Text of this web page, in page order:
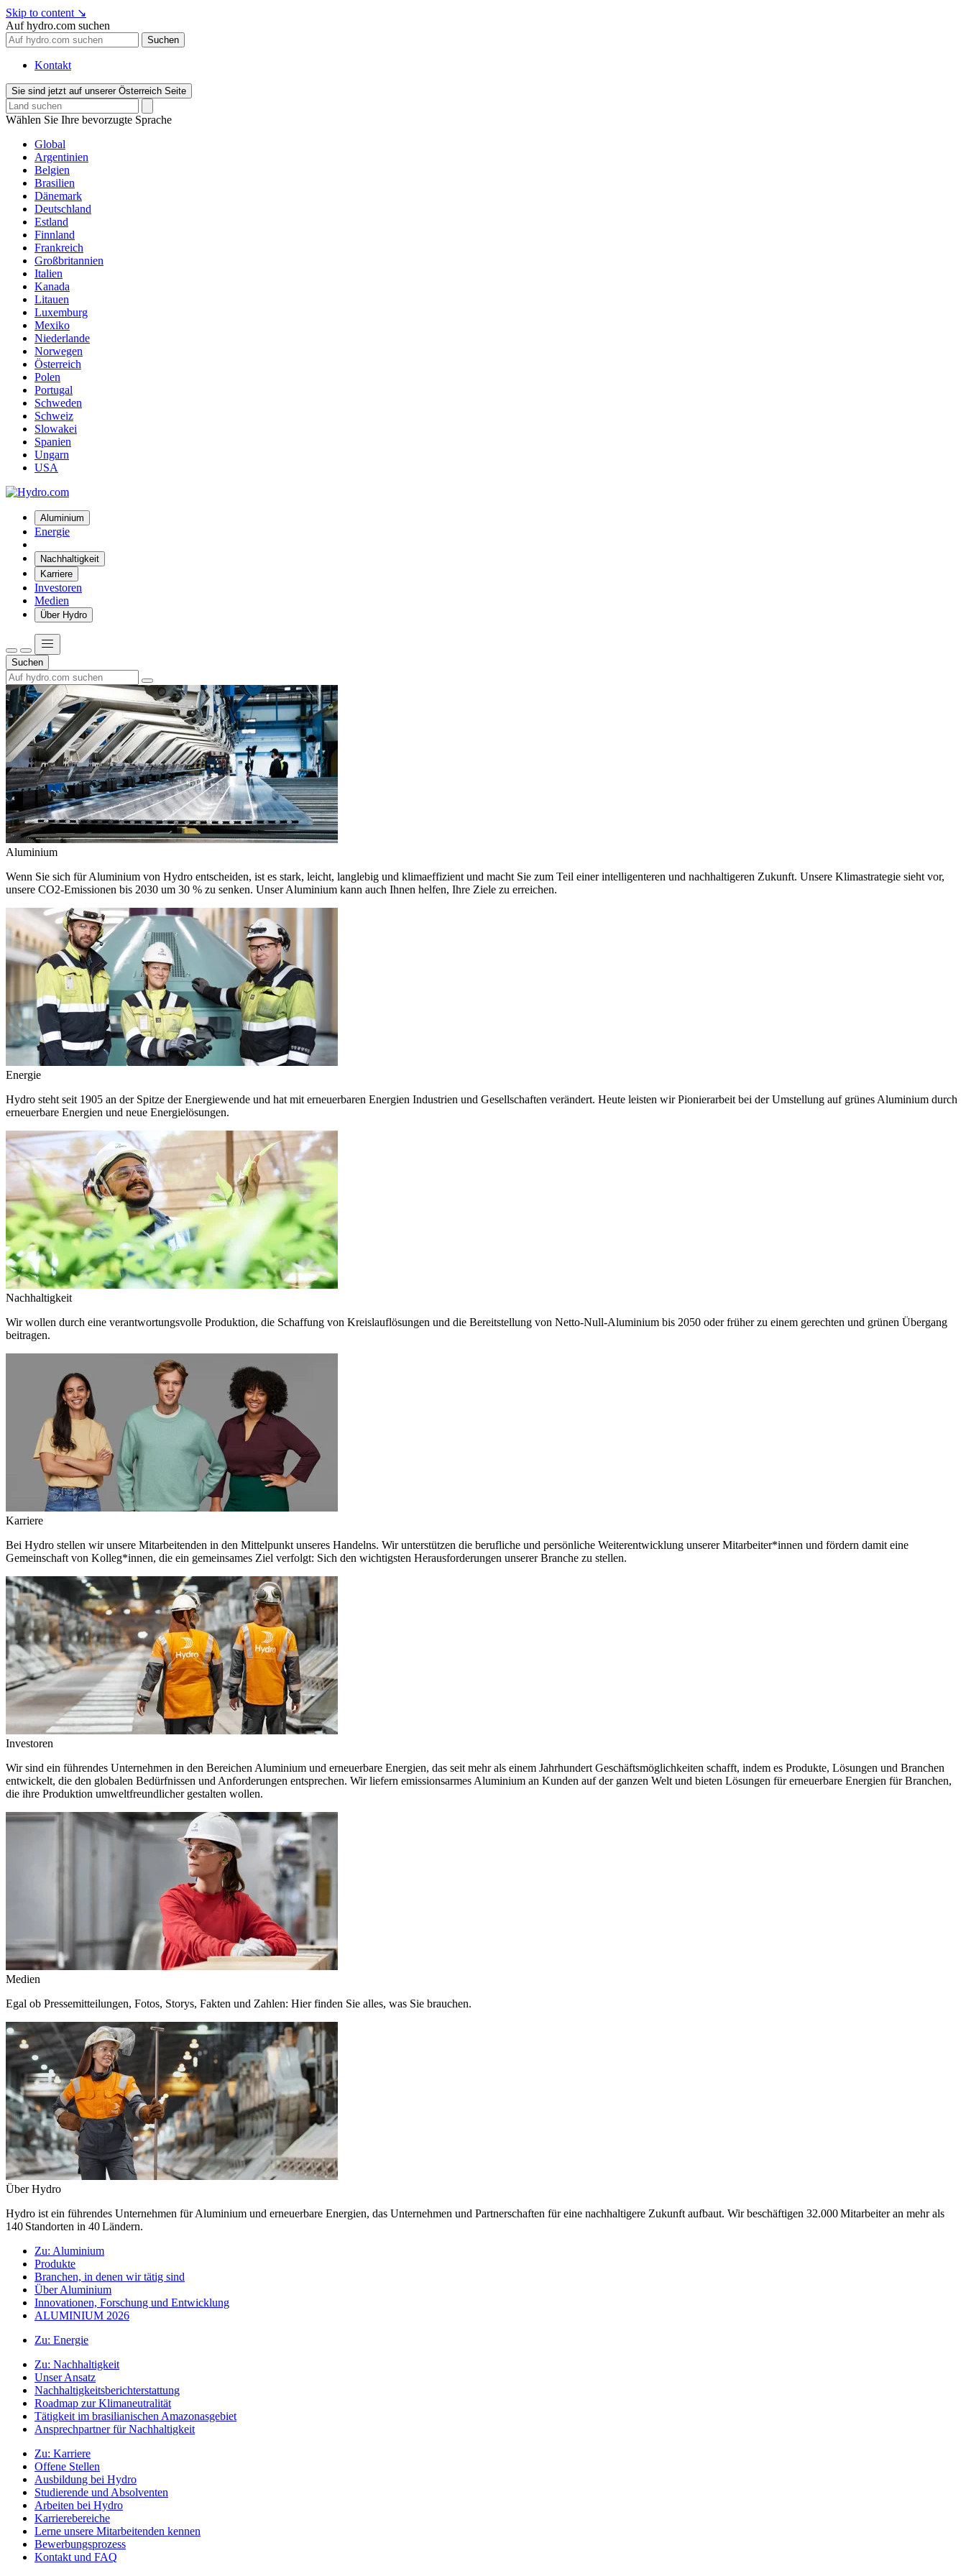
Skip to content ↘
Auf hydro.com suchen
Suchen
Kontakt
Sie sind jetzt auf unserer Österreich Seite
Wählen Sie Ihre bevorzugte Sprache
Global
Argentinien
Belgien
Brasilien
Dänemark
Deutschland
Estland
Finnland
Frankreich
Großbritannien
Italien
Kanada
Litauen
Luxemburg
Mexiko
Niederlande
Norwegen
Österreich
Polen
Portugal
Schweden
Schweiz
Slowakei
Spanien
Ungarn
USA
Aluminium
Energie
Nachhaltigkeit
Karriere
Investoren
Medien
Über Hydro
Suchen
Aluminium
Wenn Sie sich für Aluminium von Hydro entscheiden, ist es stark, leicht, langlebig und klimaeffizient und macht Sie zum Teil einer intelligenteren und nachhaltigeren Zukunft. Unsere Klimastrategie sieht vor,
unsere CO2-Emissionen bis 2030 um 30 % zu senken. Unser Aluminium kann auch Ihnen helfen, Ihre Ziele zu erreichen.
Energie
Hydro steht seit 1905 an der Spitze der Energiewende und hat mit erneuerbaren Energien Industrien und Gesellschaften verändert. Heute leisten wir Pionierarbeit bei der Umstellung auf grünes Aluminium durch
erneuerbare Energien und neue Energielösungen.
Nachhaltigkeit
Wir wollen durch eine verantwortungsvolle Produktion, die Schaffung von Kreislauflösungen und die Bereitstellung von Netto-Null-Aluminium bis 2050 oder früher zu einem gerechten und grünen Übergang
beitragen.
Karriere
Bei Hydro stellen wir unsere Mitarbeitenden in den Mittelpunkt unseres Handelns. Wir unterstützen die berufliche und persönliche Weiterentwicklung unserer Mitarbeiter*innen und fördern damit eine
Gemeinschaft von Kolleg*innen, die ein gemeinsames Ziel verfolgt: Sich den wichtigsten Herausforderungen unserer Branche zu stellen.
Investoren
Wir sind ein führendes Unternehmen in den Bereichen Aluminium und erneuerbare Energien, das seit mehr als einem Jahrhundert Geschäftsmöglichkeiten schafft, indem es Produkte, Lösungen und Branchen
entwickelt, die den globalen Bedürfnissen und Anforderungen entsprechen. Wir liefern emissionsarmes Aluminium an Kunden auf der ganzen Welt und bieten Lösungen für erneuerbare Energien für Branchen,
die ihre Produktion umweltfreundlicher gestalten wollen.
Medien
Egal ob Pressemitteilungen, Fotos, Storys, Fakten und Zahlen: Hier finden Sie alles, was Sie brauchen.
Über Hydro
Hydro ist ein führendes Unternehmen für Aluminium und erneuerbare Energien, das Unternehmen und Partnerschaften für eine nachhaltigere Zukunft aufbaut. Wir beschäftigen 32.000 Mitarbeiter an mehr als
140 Standorten in 40 Ländern.
Zu: Aluminium
Produkte
Branchen, in denen wir tätig sind
Über Aluminium
Innovationen, Forschung und Entwicklung
ALUMINIUM 2026
Zu: Energie
Zu: Nachhaltigkeit
Unser Ansatz
Nachhaltigkeitsberichterstattung
Roadmap zur Klimaneutralität
Tätigkeit im brasilianischen Amazonasgebiet
Ansprechpartner für Nachhaltigkeit
Zu: Karriere
Offene Stellen
Ausbildung bei Hydro
Studierende und Absolventen
Arbeiten bei Hydro
Karrierebereiche
Lerne unsere Mitarbeitenden kennen
Bewerbungsprozess
Kontakt und FAQ